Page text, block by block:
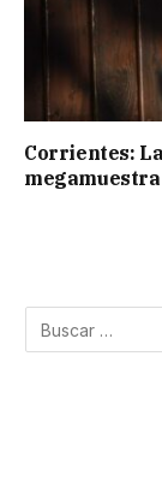
Corrientes: